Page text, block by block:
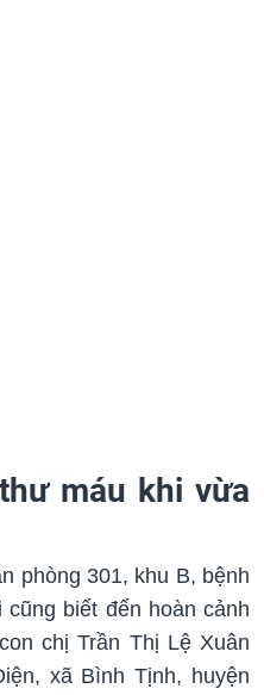
máu khi vừa
phòng 301, khu B, bệnh
biết đến hoàn cảnh
chị Trần Thị Lệ Xuân
xã Bình Tịnh, huyện